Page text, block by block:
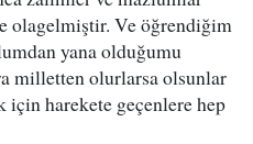
olagelmiştir. Ve öğrendiğim
yana olduğumu
milletten olurlarsa olsunlar
için harekete geçenlere hep